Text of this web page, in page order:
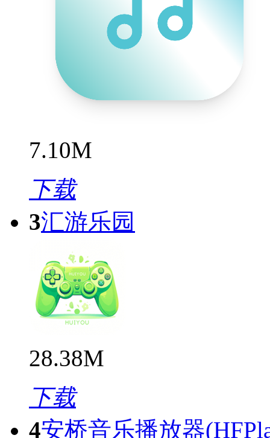
7.10M
下载
3汇游乐园
28.38M
下载
4安桥音乐播放器